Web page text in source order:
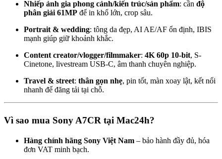
Nhiếp ảnh gia phong cảnh/kiến trúc/sản phẩm: cần độ
phân giải 61MP để in khổ lớn, crop sâu.
Portrait & wedding: tông da đẹp, AI AE/AF ổn định, IBIS
mạnh giúp giữ khoảnh khắc.
Content creator/vlogger/filmmaker: 4K 60p 10-bit, S-
Cinetone, livestream USB-C, âm thanh chuyên nghiệp.
Travel & street: thân gọn nhẹ, pin tốt, màn xoay lật, kết nối
nhanh để đăng tải tại chỗ.
Vì sao mua Sony A7CR tại Mac24h?
Hàng chính hãng Sony Việt Nam – bảo hành đầy đủ, hóa
đơn VAT minh bạch.